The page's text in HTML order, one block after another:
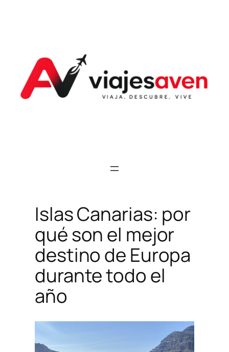
contenido
Islas Canarias: por
qué son el mejor
destino de Europa
durante todo el
año